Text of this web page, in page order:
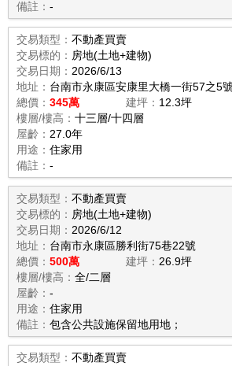
備註： -
交易類型： 不動產買賣
交易標的： 房地(土地+建物)
交易日期： 2026/6/13
地址： 台南市永康區安康里大橋一街57之5
總價： 345萬 建坪： 12.3坪
樓層/樓高： 十三層/十四層
屋齡： 27.0年
用途： 住家用
備註： -
交易類型： 不動產買賣
交易標的： 房地(土地+建物)
交易日期： 2026/6/12
地址： 台南市永康區勝利街75巷22號
總價： 500萬 建坪： 26.9坪
樓層/樓高： 全/二層
屋齡： -
用途： 住家用
備註： 包含公共設施保留地用地；
交易類型： 不動產買賣